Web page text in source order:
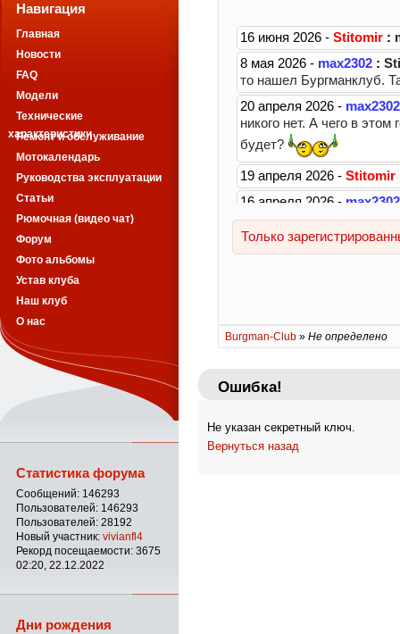
Burgman-Club » Не определено
Ошибка!
Не указан секретный ключ.
Вернуться назад
Навигация
Главная
Новости
FAQ
Модели
Технические
характеристики
Ремонт и обслуживание
Мотокалендарь
Руководства эксплуатации
Статьи
Рюмочная (видео чат)
Форум
Фото альбомы
Устав клуба
Наш клуб
О нас
Статистика форума
Сообщений: 146293
Пользователей: 146293
Пользователей: 28192
Новый участник: vivianfl4
Рекорд посещаемости: 3675
02:20, 22.12.2022
Дни рождения